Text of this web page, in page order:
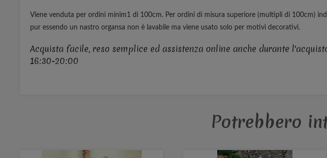
Viene venduta per ordini minim1 di 100cm. Per ordini di misura superiore (multipli di 100cm)
pur essendo un nastro organsa non è lavabile ma viene usato solo per motivi decorativi.
Acquista facile, reso semplice ed assistenza online anche durante
16:30-20:00
Potrebbero